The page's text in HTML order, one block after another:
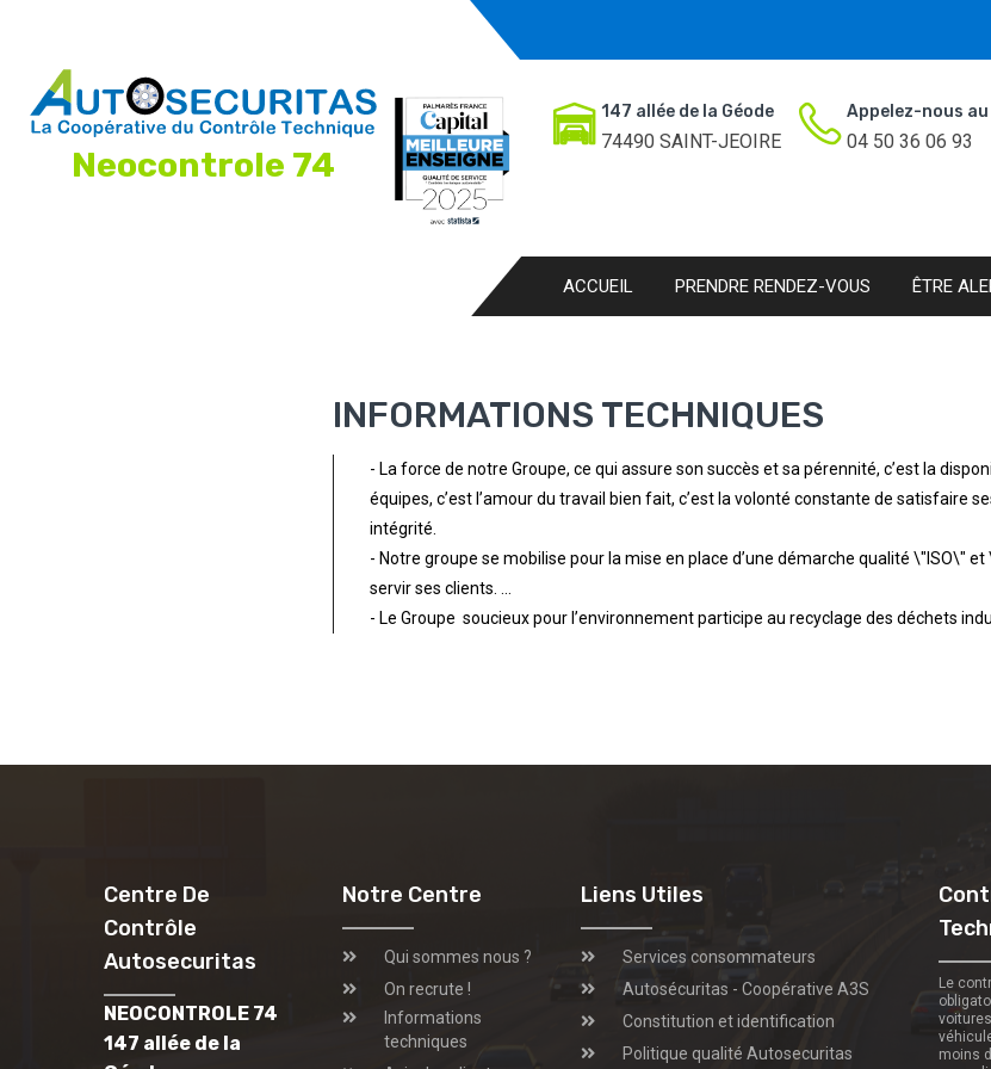
Neocontrole 74
147 allée de la Géode
74490 SAINT-JEOIRE
Appelez-nous au
04 50 36 06 93
ACCUEIL PRENDRE RENDEZ-VOUS ÊTRE
INFORMATIONS TECHNIQUES
- La force de notre Groupe, ce qui assure son succès et sa pérennité, c’est la
équipes, c’est l’amour du travail bien fait, c’est la volonté constante de satisfaire
intégrité.
- Notre groupe se mobilise pour la mise en place d’une démarche qualité \"ISO\"
servir ses clients. ...
- Le Groupe soucieux pour l’environnement participe au recyclage des déchets
Centre De
Contrôle
Autosecuritas
NEOCONTROLE 74
147 allée de la
Notre Centre
Qui sommes nous ?
On recrute !
Informations
techniques
Liens Utiles
Services consommateurs
Autosécuritas - Coopérative A3S
Constitution et identification
Politique qualité Autosecuritas
Le
moins